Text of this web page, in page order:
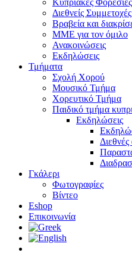
Κυπριακές Φορεσιές
Διεθνείς Συμμετοχές
Βραβεία και
ΜΜΕ για τον όμιλο
Ανακοινώσεις
Εκδηλώσεις
Τμήματα
Σχολή Χορού
Μουσικό Τμήμα
Χορευτικό Τμήμα
Παιδικό τμήμα
Εκδηλώσεις
Γκάλερι
Φωτογραφίες
Βίντεο
Eshop
Επικοινωνία